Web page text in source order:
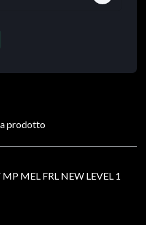
prodotto
MEL FRL NEW LEVEL 1